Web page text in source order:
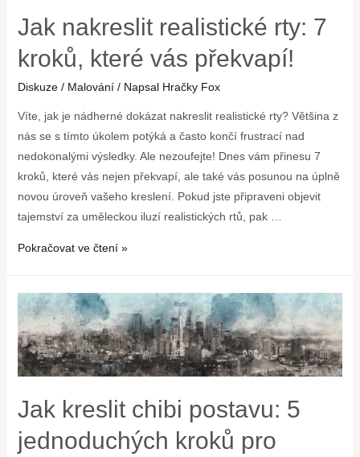
Jak nakreslit realistické rty: 7
kroků, které vás překvapí!
Diskuze / Malování/ Napsal Hračky Fox
Víte, jak je nádherné dokázat nakreslit realistické rty? Většina z
nás se s tímto úkolem potýká a často končí frustrací nad
nedokonalými výsledky. Ale nezoufejte! Dnes vám přinesu 7
kroků, které vás nejen překvapí, ale také vás posunou na úplně
novou úroveň vašeho kreslení. Pokud jste připraveni objevit
tajemství za uměleckou iluzí realistických rtů, pak …
Pokračovat ve čtení »
Jak kreslit chibi postavu: 5
jednoduchých kroků pro